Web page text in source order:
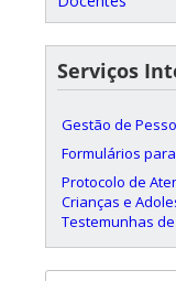
Serviços
Gestão de
Formulários
Protocolo de
Crianças e
Testemunhas